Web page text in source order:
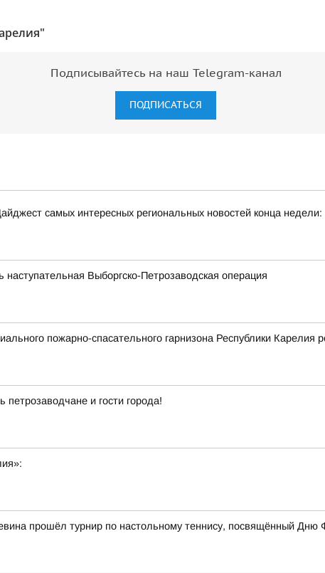
Подписывайтесь на наш Telegram-канал
ПОДПИСАТЬСЯ
самых интересных региональных новостей конца недели:
Выборгско-Петрозаводская операция
пожарно-спасательного гарнизона Республики Карелия
петрозаводчане и гости города!
прошёл турнир по настольному теннису, посвящённый Дню